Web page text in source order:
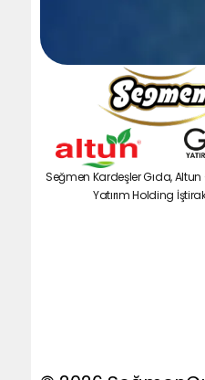
Seğmen Kardeşler Gıda, Altun
Yatırım Holding